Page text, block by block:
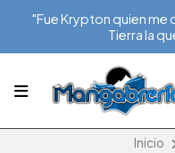
"Fue Krypton quien me
Tierra la
Inicio